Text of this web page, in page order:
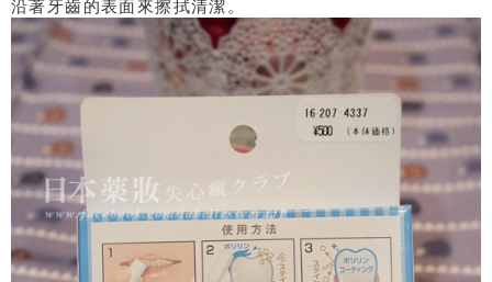
沿著牙齒的表面來擦拭清潔。